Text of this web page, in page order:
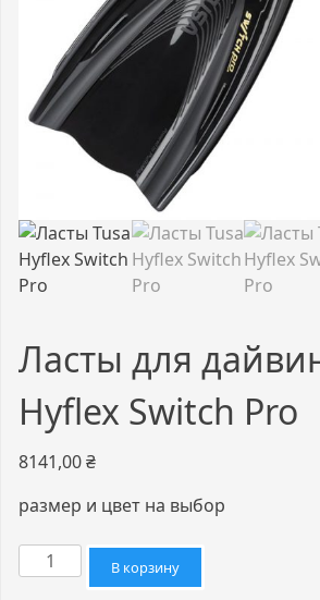
Ласты для
Hyflex Switch Pro
8141,00₴
размер и цвет на выбор
Количество
товара
В корзину